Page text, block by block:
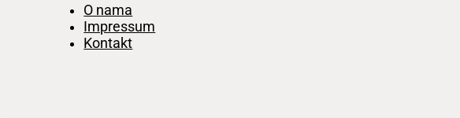
O nama
Impressum
Kontakt